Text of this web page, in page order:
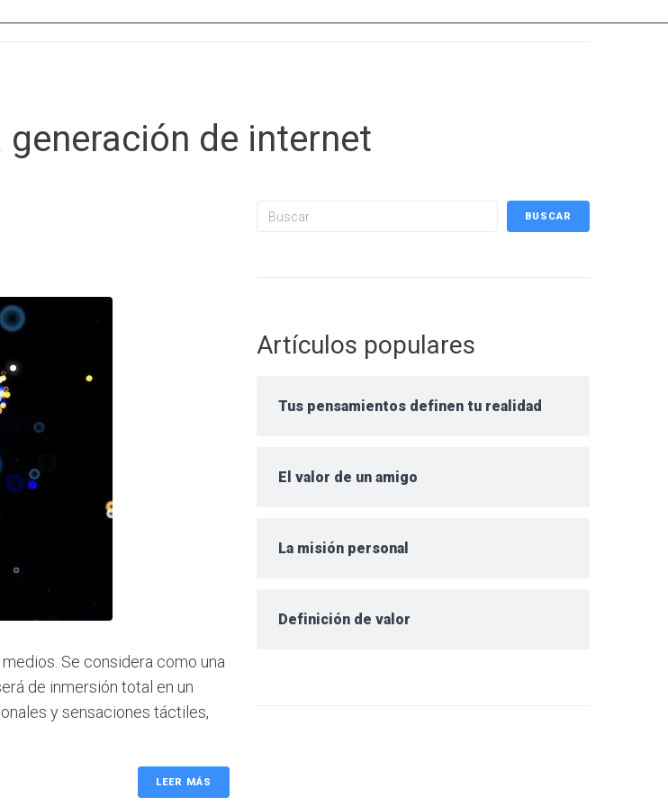
generación de internet
Se considera como una
de inmersión total en un
y sensaciones táctiles,
LEER MÁS
Buscar BUSCAR
Artículos populares
Tus pensamientos definen tu realidad
El valor de un amigo
La misión personal
Definición de valor